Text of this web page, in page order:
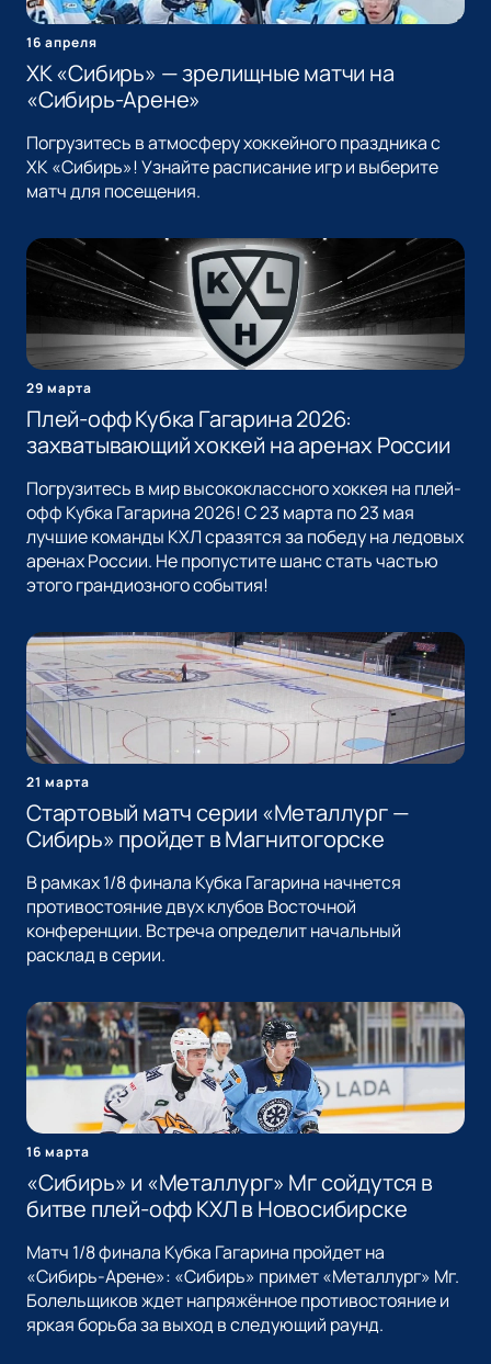
16 апреля
ХК «Сибирь» — зрелищные матчи на
«Сибирь-Арене»
Погрузитесь в атмосферу хоккейного праздника с
ХК «Сибирь»! Узнайте расписание игр и выберите
матч для посещения.
29 марта
Плей-офф Кубка Гагарина 2026:
захватывающий хоккей на аренах России
Погрузитесь в мир высококлассного хоккея на плей-
офф Кубка Гагарина 2026! С 23 марта по 23 мая
лучшие команды КХЛ сразятся за победу на ледовых
аренах России. Не пропустите шанс стать частью
этого грандиозного события!
21 марта
Стартовый матч серии «Металлург —
Сибирь» пройдет в Магнитогорске
В рамках 1/8 финала Кубка Гагарина начнется
противостояние двух клубов Восточной
конференции. Встреча определит начальный
расклад в серии.
16 марта
«Сибирь» и «Металлург» Мг сойдутся в
битве плей-офф КХЛ в Новосибирске
Матч 1/8 финала Кубка Гагарина пройдет на
«Сибирь-Арене»: «Сибирь» примет «Металлург» Мг.
Болельщиков ждет напряжённое противостояние и
яркая борьба за выход в следующий раунд.